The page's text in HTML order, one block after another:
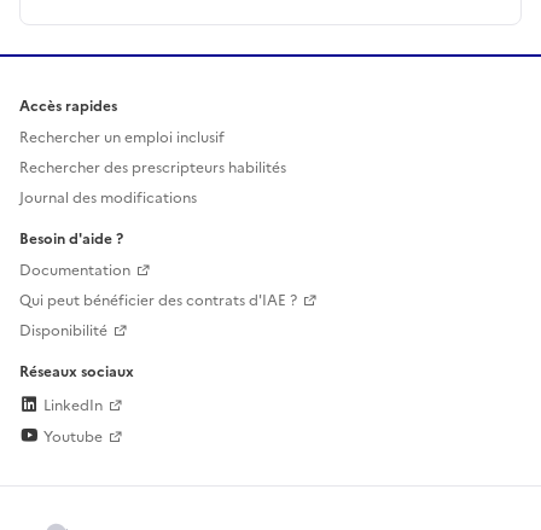
Accès rapides
Rechercher un emploi inclusif
Rechercher des prescripteurs habilités
Journal des modifications
Besoin d'aide ?
Documentation
Qui peut bénéficier des contrats d'IAE ?
Disponibilité
Réseaux sociaux
LinkedIn
Youtube